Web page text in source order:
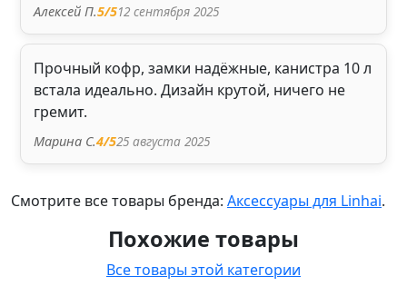
Алексей П.5/512 сентября 2025
Прочный кофр, замки надёжные, канистра 10 л
встала идеально. Дизайн крутой, ничего не
гремит.
Марина С.4/525 августа 2025
Смотрите все товары бренда: Аксессуары для Linhai.
Похожие товары
Все товары этой категории